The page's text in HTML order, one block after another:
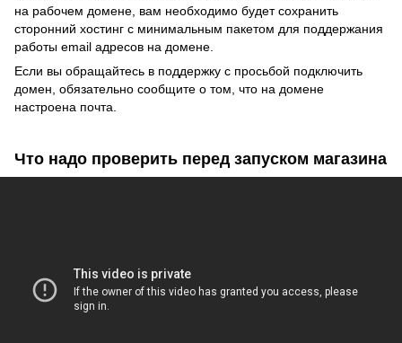
на рабочем домене, вам необходимо будет сохранить
сторонний хостинг c минимальным пакетом для поддержания
работы email адресов на домене.
Если вы обращайтесь в поддержку с просьбой подключить
домен, обязательно сообщите о том, что на домене
настроена почта.
Что надо проверить перед запуском магазина